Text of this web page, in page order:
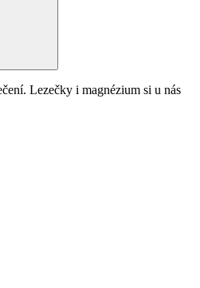
Lezečky i magnézium si u nás